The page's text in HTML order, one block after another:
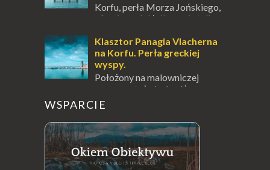
Korfu, perła Morza Jońskiego,
oferuje podróżnikom nie tylko
wioski, ale także coś wyjątkowego –
prawd...
Klasztor Panagia Vlacherna
na Korfu. Perła greckiej
wyspy.
Położony na malowniczej
wysepce, tuż obok półwyspu
Kanoni, Święty Klasztor Panagia Vlacherna
jest jednym z najbardziej rozpoznawalnych
symbo...
WSPARCIE